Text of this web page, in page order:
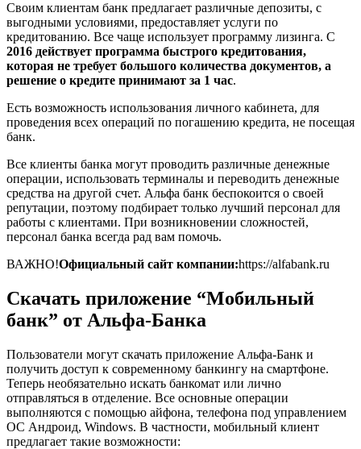
Своим клиентам банк предлагает различные депозиты, с
выгодными условиями, предоставляет услуги по
кредитованию. Все чаще использует программу лизинга. С
2016 действует программа быстрого кредитования,
которая не требует большого количества документов, а
решение о кредите принимают за 1 час.
Есть возможность использования личного кабинета, для
проведения всех операций по погашению кредита, не посещая
банк.
Все клиенты банка могут проводить различные денежные
операции, использовать терминалы и переводить денежные
средства на другой счет. Альфа банк беспокоится о своей
репутации, поэтому подбирает только лучший персонал для
работы с клиентами. При возникновении сложностей,
персонал банка всегда рад вам помочь.
ВАЖНО!Официальный сайт компании:https://alfabank.ru
Скачать приложение “Мобильный
банк” от Альфа-Банка
Пользователи могут скачать приложение Альфа-Банк и
получить доступ к современному банкингу на смартфоне.
Теперь необязательно искать банкомат или лично
отправляться в отделение. Все основные операции
выполняются с помощью айфона, телефона под управлением
ОС Андроид, Windows. В частности, мобильный клиент
предлагает такие возможности: